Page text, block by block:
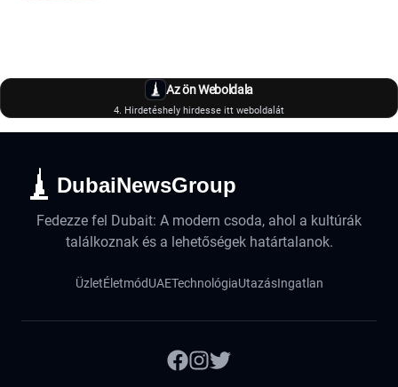
Az ön Weboldala
4. Hirdetéshely hirdesse itt weboldalát
DubaiNewsGroup
Fedezze fel Dubait: A modern csoda, ahol a kultúrák
találkoznak és a lehetőségek határtalanok.
ÜzletÉletmódUAETechnológiaUtazásIngatlan